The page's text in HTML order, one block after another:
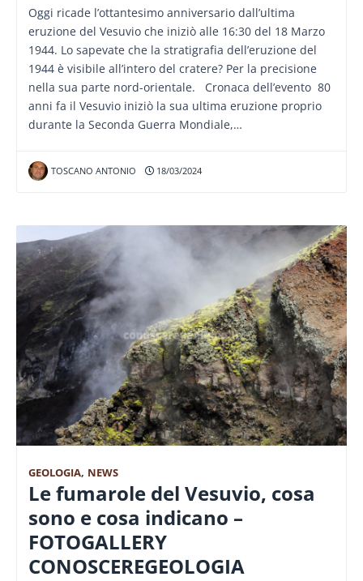
Oggi ricade l’ottantesimo anniversario dall’ultima
eruzione del Vesuvio che iniziò alle 16:30 del 18 Marzo
1944. Lo sapevate che la stratigrafia dell’eruzione del
1944 è visibile all’intero del cratere? Per la precisione
nella sua parte nord-orientale. Cronaca dell’evento 80
anni fa il Vesuvio iniziò la sua ultima eruzione proprio
durante la Seconda Guerra Mondiale,…
TOSCANO ANTONIO 18/03/2024
GEOLOGIA, NEWS
Le fumarole del Vesuvio, cosa
sono e cosa indicano –
FOTOGALLERY
CONOSCEREGEOLOGIA